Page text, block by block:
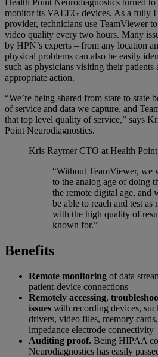
Health Point Neurodiagnostics turned
monitor its VAEEG devices. As a fully
provider, technicians use TeamViewer
video quality every two hours. Many
by HPN’s experts – from any location
physical problems can also be easily
such as physicians visiting their patients
appropriate action.
“We’re being shared from state to state
of service and data we capture, and
that top level quality of service,” says
Point Neurodiagnostics.
Kris Raymer CTO at Health
“Without TeamViewer, we
to the analog age of doing
the remote digital age, and
be able to reach and test as
with the high quality of
known for.”
Benefits
Remote monitoring of data
patient-device connections
Remotely accessing,
issues with recording devices,
drivers, video files, memory
impedance electrode connectivity
Auditing proof. Being HIPAA
Neurodiagnostics has easily